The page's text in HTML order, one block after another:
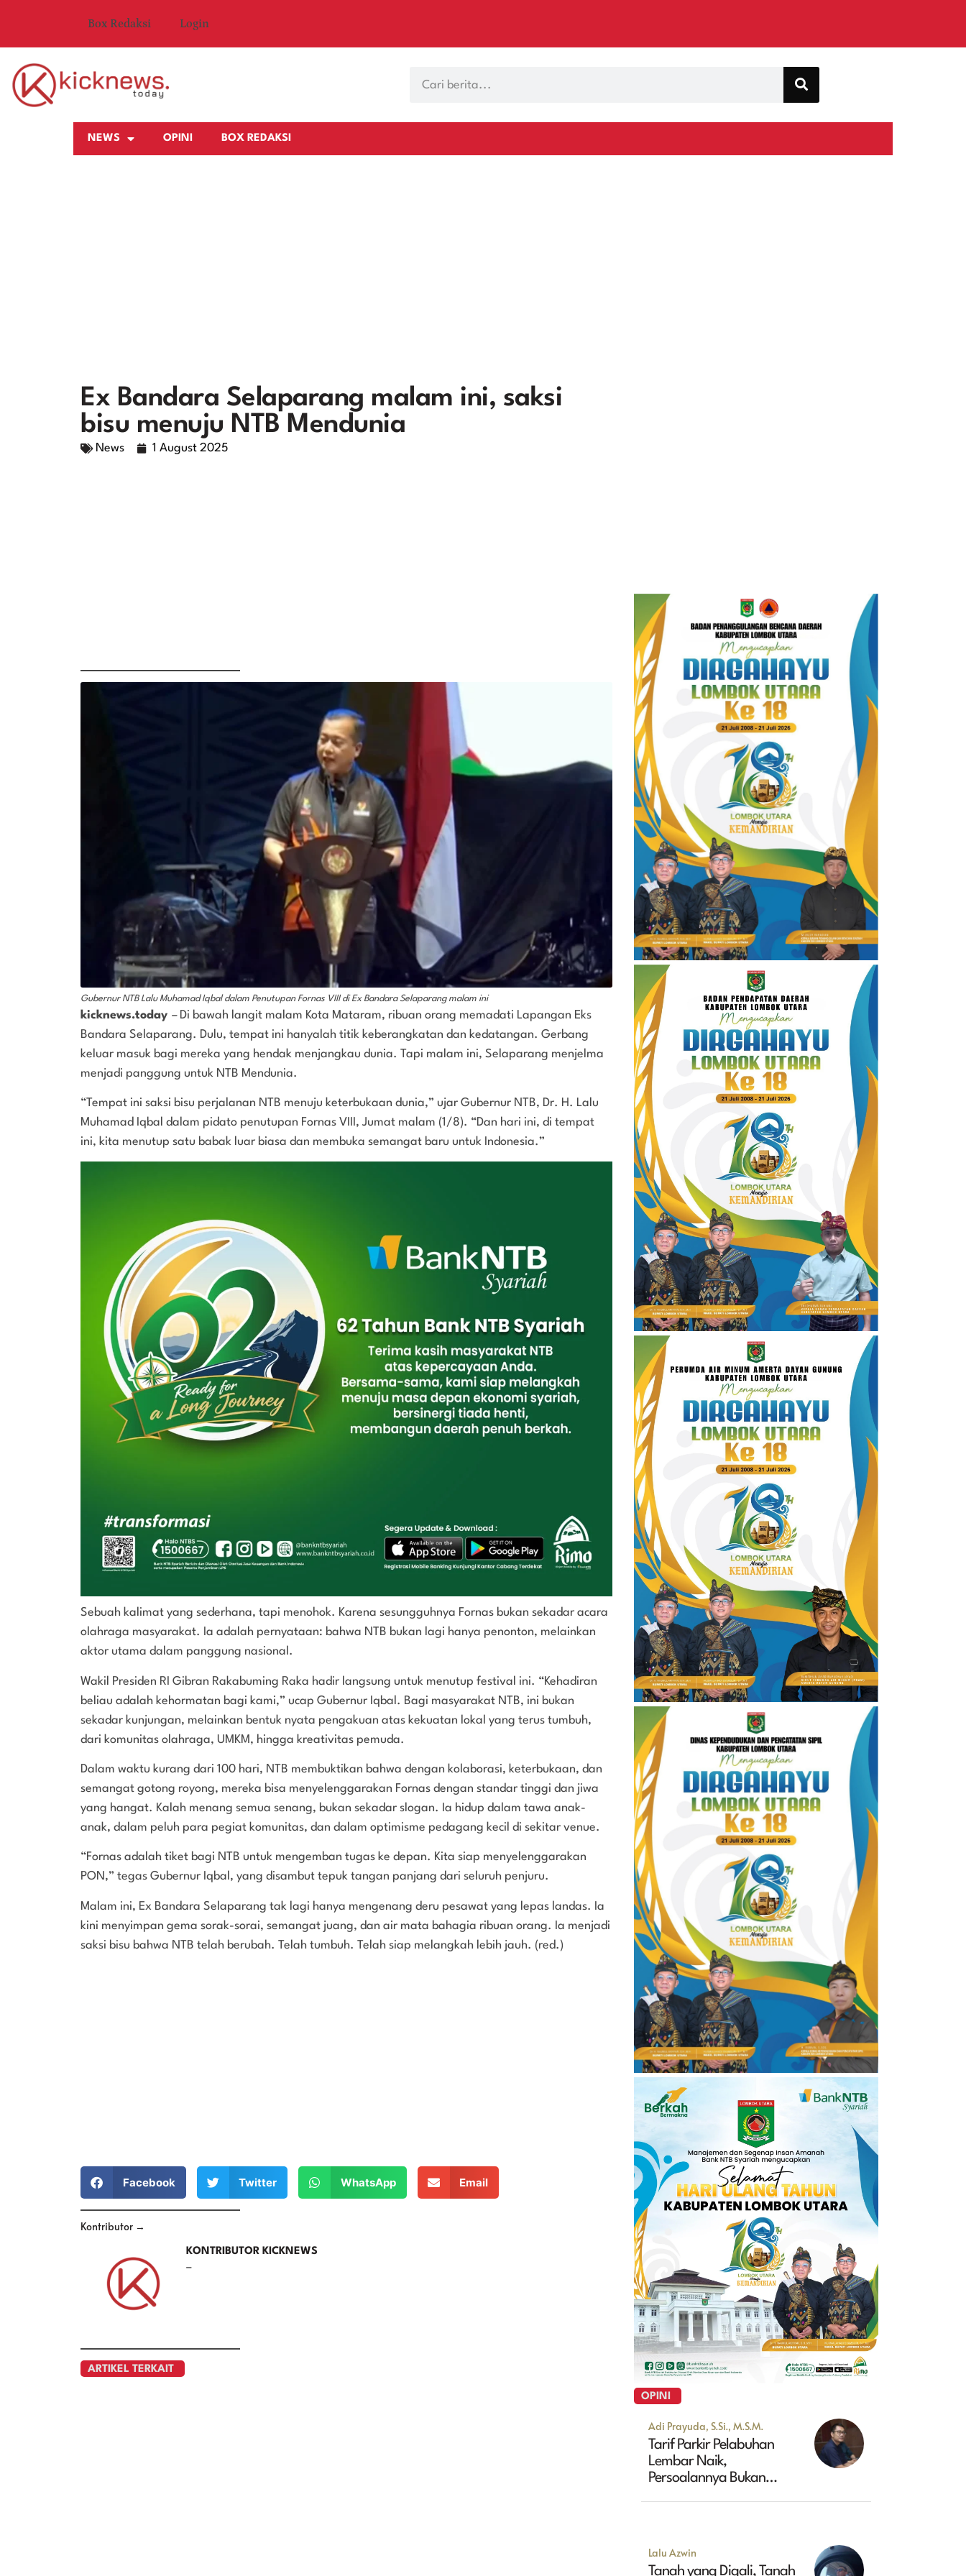
Box Redaksi Login
NEWS OPINI BOX REDAKSI
Ex Bandara Selaparang malam ini, saksi
bisu menuju NTB Mendunia
News 1 August 2025
Gubernur NTB Lalu Muhamad Iqbal dalam Penutupan Fornas VIII di Ex Bandara Selaparang malam ini
kicknews.today –Di bawah langit malam Kota Mataram, ribuan orang memadati Lapangan Eks
Bandara Selaparang. Dulu, tempat ini hanyalah titik keberangkatan dan kedatangan. Gerbang
keluar masuk bagi mereka yang hendak menjangkau dunia. Tapi malam ini, Selaparang menjelma
menjadi panggung untuk NTB Mendunia.
“Tempat ini saksi bisu perjalanan NTB menuju keterbukaan dunia,” ujar Gubernur NTB, Dr. H. Lalu
Muhamad Iqbal dalam pidato penutupan Fornas VIII, Jumat malam (1/8). “Dan hari ini, di tempat
ini, kita menutup satu babak luar biasa dan membuka semangat baru untuk Indonesia.”
Sebuah kalimat yang sederhana, tapi menohok. Karena sesungguhnya Fornas bukan sekadar acara
olahraga masyarakat. Ia adalah pernyataan: bahwa NTB bukan lagi hanya penonton, melainkan
aktor utama dalam panggung nasional.
Wakil Presiden RI Gibran Rakabuming Raka hadir langsung untuk menutup festival ini. “Kehadiran
beliau adalah kehormatan bagi kami,” ucap Gubernur Iqbal. Bagi masyarakat NTB, ini bukan
sekadar kunjungan, melainkan bentuk nyata pengakuan atas kekuatan lokal yang terus tumbuh,
dari komunitas olahraga, UMKM, hingga kreativitas pemuda.
Dalam waktu kurang dari 100 hari, NTB membuktikan bahwa dengan kolaborasi, keterbukaan, dan
semangat gotong royong, mereka bisa menyelenggarakan Fornas dengan standar tinggi dan jiwa
yang hangat. Kalah menang semua senang, bukan sekadar slogan. Ia hidup dalam tawa anak-
anak, dalam peluh para pegiat komunitas, dan dalam optimisme pedagang kecil di sekitar venue.
“Fornas adalah tiket bagi NTB untuk mengemban tugas ke depan. Kita siap menyelenggarakan
PON,” tegas Gubernur Iqbal, yang disambut tepuk tangan panjang dari seluruh penjuru.
Malam ini, Ex Bandara Selaparang tak lagi hanya mengenang deru pesawat yang lepas landas. Ia
kini menyimpan gema sorak-sorai, semangat juang, dan air mata bahagia ribuan orang. Ia menjadi
saksi bisu bahwa NTB telah berubah. Telah tumbuh. Telah siap melangkah lebih jauh. (red.)
Facebook Twitter WhatsApp Email
Kontributor →
KONTRIBUTOR KICKNEWS
–
ARTIKEL TERKAIT
OPINI
Adi Prayuda, S.Si., M.S.M.
Tarif Parkir Pelabuhan
Lembar Naik,
Persoalannya Bukan
Lalu Azwin
Tanah yang Digali, Tanah